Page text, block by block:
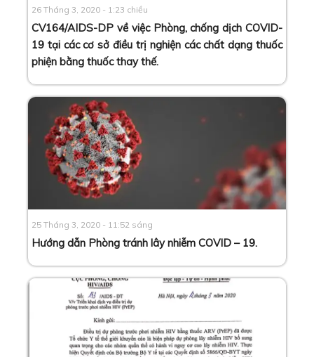
26 Tháng 3, 2020 - 1:23 chiều
CV164/AIDS-DP về việc Phòng, chống dịch COVID-
19 tại các cơ sở điều trị nghiện các chất dạng thuốc
phiện bằng thuốc thay thế.
25 Tháng 3, 2020 - 11:52 sáng
Hướng dẫn Phòng tránh lây nhiễm COVID – 19.